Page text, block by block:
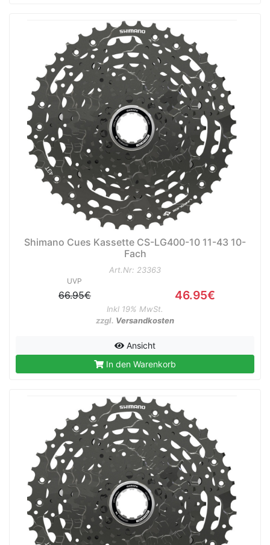
Shimano Cues Kassette CS-LG400-10 11-43 10-
Fach
Art.Nr: 23363
UVP
66.95€ 46.95€
Inkl 19% MwSt.
zzgl. Versandkosten
Ansicht
In den Warenkorb